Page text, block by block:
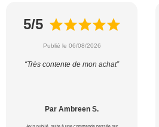
5/5
Publié le 06/08/2026
“Très contente de mon achat”
Par Ambreen S.
Avis publié, suite à une commande passée sur